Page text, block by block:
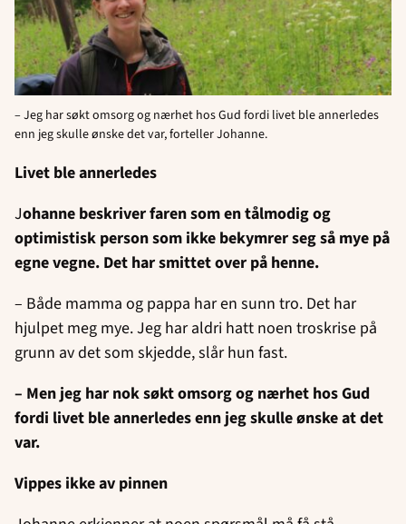
– Jeg har søkt omsorg og nærhet hos Gud fordi livet ble annerledes
enn jeg skulle ønske det var, forteller Johanne.
Livet ble annerledes
Johanne beskriver faren som en tålmodig og
optimistisk person som ikke bekymrer seg så mye på
egne vegne. Det har smittet over på henne.
– Både mamma og pappa har en sunn tro. Det har
hjulpet meg mye. Jeg har aldri hatt noen troskrise på
grunn av det som skjedde, slår hun fast.
– Men jeg har nok søkt omsorg og nærhet hos Gud
fordi livet ble annerledes enn jeg skulle ønske at det
var.
Vippes ikke av pinnen